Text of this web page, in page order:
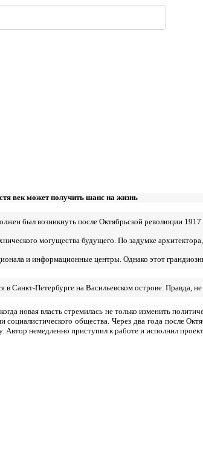
век может получить шанс на жизнь
был возникнуть после Октябрьской революции
могущества будущего. По задумке
и информационные центры. Однако этот
Петербурге на Васильевском острове. Правда, не
новая власть стремилась не только изменить
общества. Через два года после
немедленно приступил к работе и исполнил проект.